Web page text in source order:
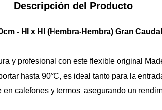
Descripción del Producto
- HI x HI (Hembra-Hembra) Gran Caudal
y profesional con este flexible original
hasta 90°C, es ideal tanto para la
calefones y termos, asegurando un